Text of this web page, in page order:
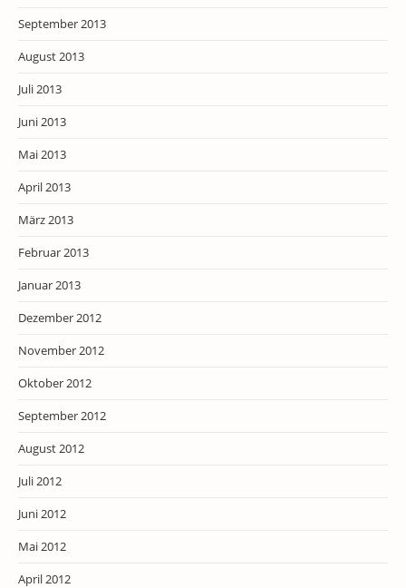
September 2013
August 2013
Juli 2013
Juni 2013
Mai 2013
April 2013
März 2013
Februar 2013
Januar 2013
Dezember 2012
November 2012
Oktober 2012
September 2012
August 2012
Juli 2012
Juni 2012
Mai 2012
April 2012